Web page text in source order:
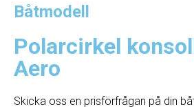
Båtmodell
Polarcirkel
Aero
Skicka oss en prisförfrågan på din